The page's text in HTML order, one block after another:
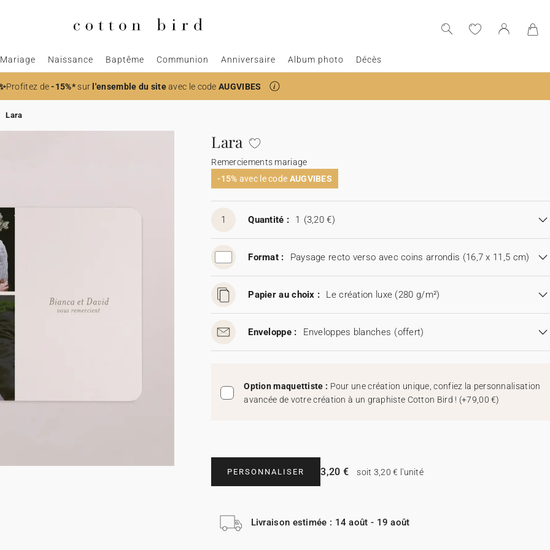
Mariage Naissance Baptême Communion Anniversaire Album photo Décès
Profitez de-15%*surl'ensemble du siteavec le code AUGVIBES
Lara
Lara
Remerciements mariage
-15% avec le code AUGVIBES
1 Quantité : 1 (3,20 €)
Format : Paysage recto verso avec coins arrondis (16,7 x 11,5 cm)
Papier au choix : Le création luxe (280 g/m²)
Enveloppe : Enveloppes blanches (offert)
Option maquettiste : Pour une création unique, confiez la personnalisation
avancée de votre création à un graphiste Cotton Bird ! (+79,00 €)
PERSONNALISER 3,20 € soit 3,20 € l'unité
Livraison estimée : 14 août - 19 août